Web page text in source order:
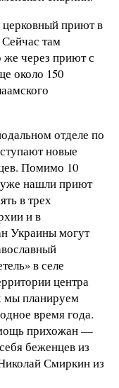
приют в
там
же через приют с
около 150
отделе по
новые
Помимо 10
нашли приют
в трех
и в
Украины могут
в селе
центра
мы планируем
время года.
прихожан —
беженцев из
Смиркин из